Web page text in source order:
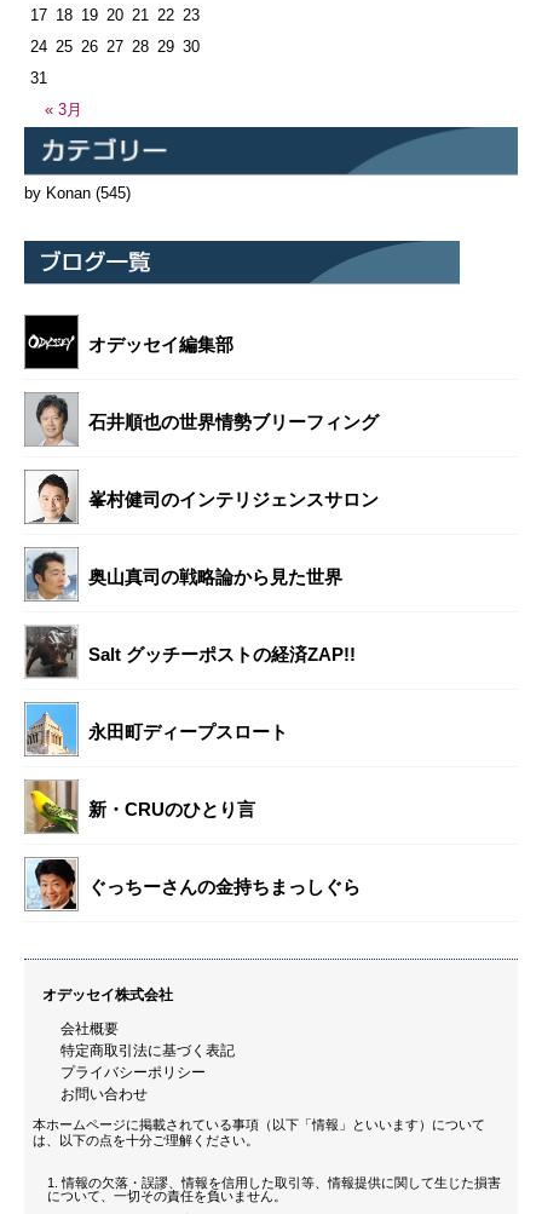
« 3月
17 18 19 20 21 22 23
24 25 26 27 28 29 30
31
by Konan (545)
オデッセイ編集部
石井順也の世界情勢ブリーフィング
峯村健司のインテリジェンスサロン
奥山真司の戦略論から見た世界
Salt グッチーポストの経済ZAP!!
永田町ディープスロート
新・CRUのひとり言
ぐっちーさんの金持ちまっしぐら
オデッセイ株式会社
会社概要
特定商取引法に基づく表記
プライバシーポリシー
お問い合わせ
本ホームページに掲載されている事項（以下「情報」といいます）について
は、以下の点を十分ご理解ください。
情報の欠落・誤謬、情報を信用した取引等、情報提供に関して生じた損害
について、一切その責任を負いません。